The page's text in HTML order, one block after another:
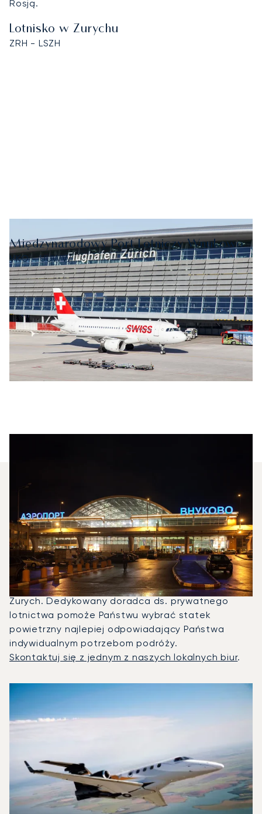
Rosją.
Lotnisko w Zurychu
ZRH - LSZH
Międzynarodowy Port Lotniczy Wnukowo
VKO - UUWW
Jakie Typy Samolotów Mogę
Wyczarterować, Aby Polecieć
Między Zurychem A Moskwą?
W 2025 roku Phenom 300, Falcon 2000LX i
Challenger 605 były najczęściej wykorzystywanymi
prywatnymi odrzutowcami na trasie Moskwa —
Zurych. Dedykowany doradca ds. prywatnego
lotnictwa pomoże Państwu wybrać statek
powietrzny najlepiej odpowiadający Państwa
indywidualnym potrzebom podróży.
Skontaktuj się z jednym z naszych lokalnych biur.
Zdjęcie samolotu
Model samolotu
Prędkość (km/h)
Prędkość (węzły)
Zasięg (NM)